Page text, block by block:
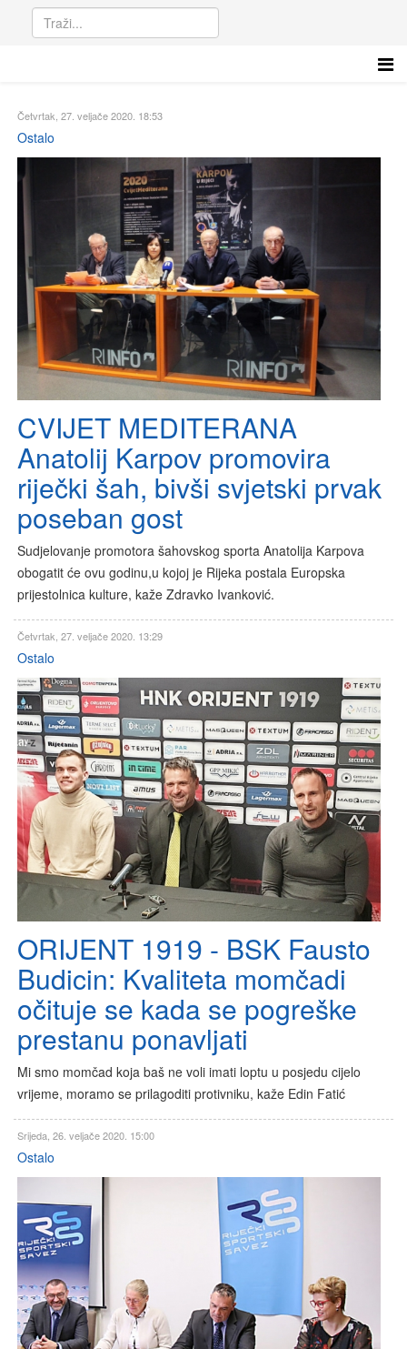
Četvrtak, 27. veljače 2020. 18:53
Ostalo
CVIJET MEDITERANA
Anatolij Karpov promovira
riječki šah, bivši svjetski prvak
poseban gost
Sudjelovanje promotora šahovskog sporta Anatolija Karpova
obogatit će ovu godinu,u kojoj je Rijeka postala Europska
prijestolnica kulture, kaže Zdravko Ivanković.
Četvrtak, 27. veljače 2020. 13:29
Ostalo
ORIJENT 1919 - BSK Fausto
Budicin: Kvaliteta momčadi
očituje se kada se pogreške
prestanu ponavljati
Mi smo momčad koja baš ne voli imati loptu u posjedu cijelo
vrijeme, moramo se prilagoditi protivniku, kaže Edin Fatić
Srijeda, 26. veljače 2020. 15:00
Ostalo